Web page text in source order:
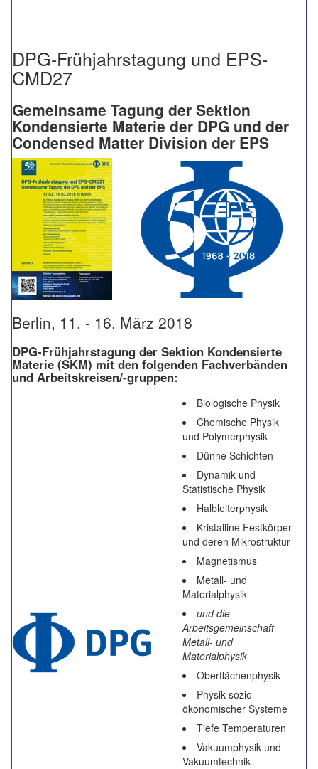
DPG-Frühjahrstagung und EPS-
CMD27
Gemeinsame Tagung der Sektion
Kondensierte Materie der DPG und der
Condensed Matter Division der EPS
Berlin, 11. - 16. März 2018
DPG-Frühjahrstagung der Sektion Kondensierte
Materie (SKM) mit den folgenden Fachverbänden
und Arbeitskreisen/-gruppen:
Biologische Physik
Chemische Physik
und Polymerphysik
Dünne Schichten
Dynamik und
Statistische Physik
Halbleiterphysik
Kristalline Festkörper
und deren Mikrostruktur
Magnetismus
Metall- und
Materialphysik
und die
Arbeitsgemeinschaft
Metall- und
Materialphysik
Oberflächenphysik
Physik sozio-
ökonomischer Systeme
Tiefe Temperaturen
Vakuumphysik und
Vakuumtechnik